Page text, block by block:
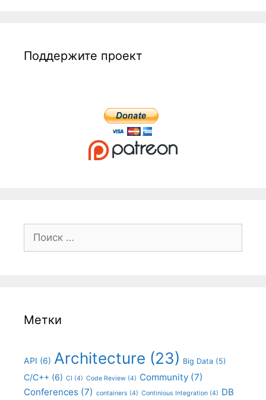
Поддержите проект
Метки
API (6) Architecture (23) Big Data (5)
C/C++ (6) CI (4) Code Review (4) Community (7)
Conferences (7) containers (4) Continious Integration (4) DB